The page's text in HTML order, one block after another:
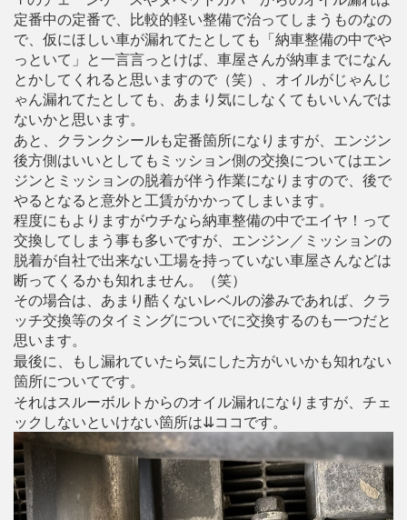
定番中の定番で、比較的軽い整備で治ってしまうものなの
で、仮にほしい車が漏れてたとしても「納車整備の中でや
っといて」と一言言っとけば、車屋さんが納車までになん
とかしてくれると思いますので（笑）、オイルがじゃんじ
ゃん漏れてたとしても、あまり気にしなくてもいいんでは
ないかと思います。
あと、クランクシールも定番箇所になりますが、エンジン
後方側はいいとしてもミッション側の交換についてはエン
ジンとミッションの脱着が伴う作業になりますので、後で
やるとなると意外と工賃がかかってしまいます。
程度にもよりますがウチなら納車整備の中でエイヤ！って
交換してしまう事も多いですが、エンジン／ミッションの
脱着が自社で出来ない工場を持っていない車屋さんなどは
断ってくるかも知れません。（笑）
その場合は、あまり酷くないレベルの滲みであれば、クラ
ッチ交換等のタイミングについでに交換するのも一つだと
思います。
最後に、もし漏れていたら気にした方がいいかも知れない
箇所についてです。
それはスルーボルトからのオイル漏れになりますが、チェ
ックしないといけない箇所は⇊ココです。